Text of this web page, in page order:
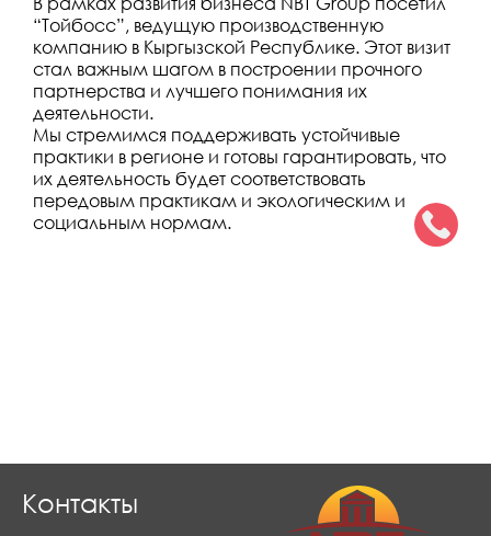
“Тойбосс”, ведущую производственную
компанию в Кыргызской Республике. Этот визит
стал важным шагом в построении прочного
партнерства и лучшего понимания их
деятельности.
Мы стремимся поддерживать устойчивые
практики в регионе и готовы гарантировать, что
их деятельность будет соответствовать
передовым практикам и экологическим и
социальным нормам.
Контакты